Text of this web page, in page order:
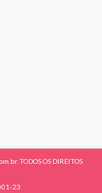
TODOS OS DIREITOS
23